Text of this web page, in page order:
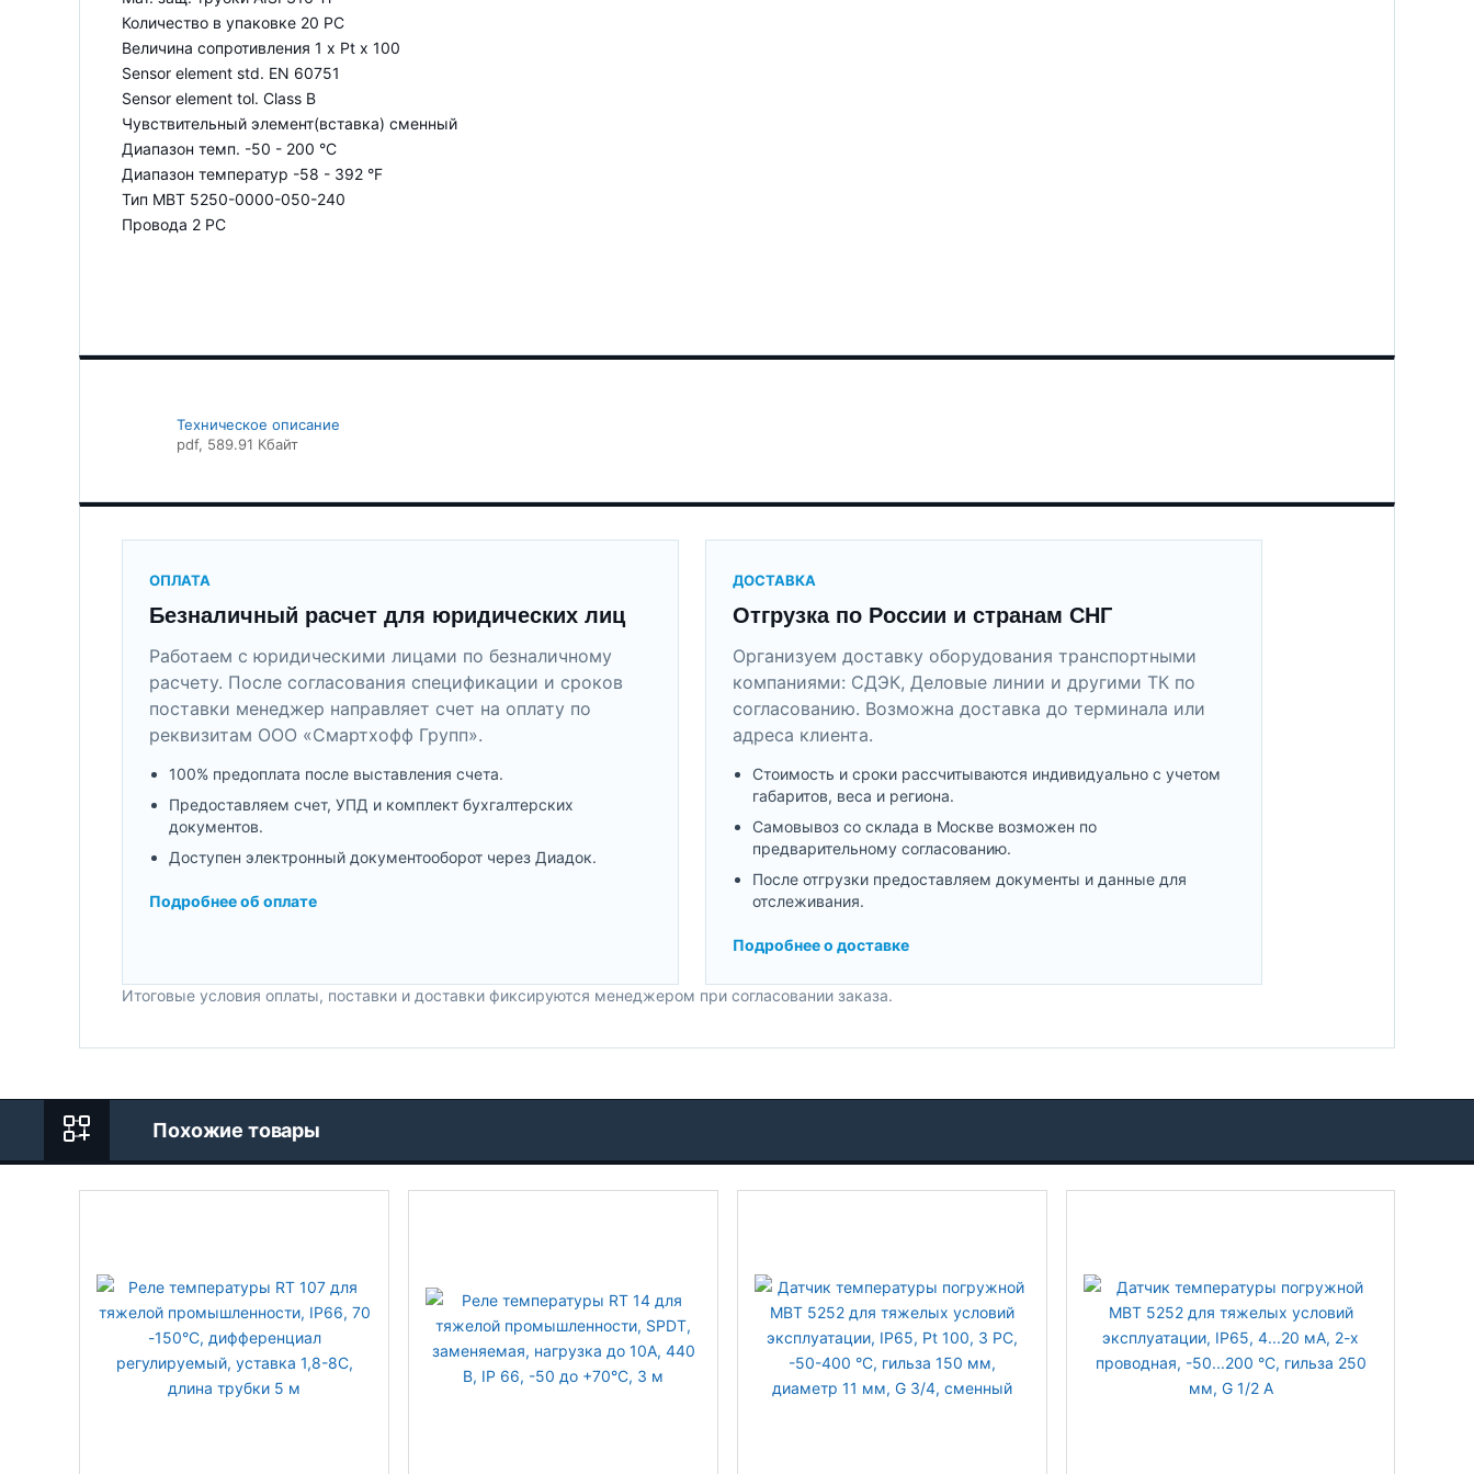
Количество в упаковке 20 PC
Величина сопротивления 1 x Pt x 100
Sensor element std. EN 60751
Sensor element tol. Class B
Чувствительный элемент(вставка) сменный
Диапазон темп. -50 - 200 °C
Диапазон температур -58 - 392 °F
Тип MBT 5250-0000-050-240
Провода 2 PC
Техническое описание
pdf, 589.91 Кбайт
ОПЛАТА
Безналичный расчет для юридических лиц
Работаем с юридическими лицами по безналичному
расчету. После согласования спецификации и сроков
поставки менеджер направляет счет на оплату по
реквизитам ООО «Смартхофф Групп».
100% предоплата после выставления счета.
Предоставляем счет, УПД и комплект бухгалтерских
документов.
Доступен электронный документооборот через Диадок.
Подробнее об оплате
ДОСТАВКА
Отгрузка по России и странам СНГ
Организуем доставку оборудования транспортными
компаниями: СДЭК, Деловые линии и другими ТК по
согласованию. Возможна доставка до терминала или
адреса клиента.
Стоимость и сроки рассчитываются индивидуально с учетом
габаритов, веса и региона.
Самовывоз со склада в Москве возможен по
предварительному согласованию.
После отгрузки предоставляем документы и данные для
отслеживания.
Подробнее о доставке
Итоговые условия оплаты, поставки и доставки фиксируются менеджером при согласовании заказа.
Похожие товары